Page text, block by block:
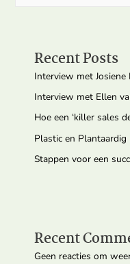
Recent Posts
Interview met
Interview met Ellen
Hoe een ‘killer sales
Plastic en Plantaardig
Stappen voor een
Recent
Geen reacties om